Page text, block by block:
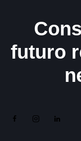
futuro